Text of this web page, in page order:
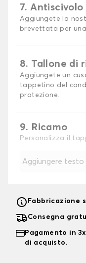
7.
Aggiungete la
brevettata per
8. Tallone di
Aggiungete un
tappetino del
protezione.
9. Ricamo
Personalizza il
Aggiungere testo
Fabbricazione
Consegna
Pagamento in
di acquisto.